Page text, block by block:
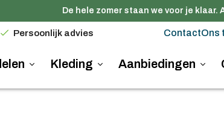
De hele zomer staan we voor je klaar.
Persoonlijk advies ContactOns
Kleding Aanbiedingen